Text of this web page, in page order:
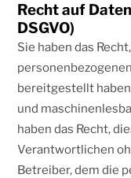
Recht auf
DSGVO)
Sie haben das
bereitgestellt
und
haben das Recht,
Verantwortlichen
Betreiber, dem die